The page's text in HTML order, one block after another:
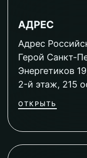
АДРЕС
Адрес
Герой Санкт-
Энергетиков
2-й этаж, 215
ОТКРЫТЬ